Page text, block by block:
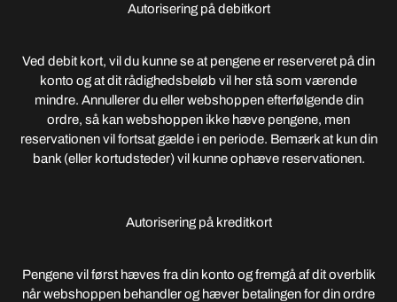
Autorisering på debitkort
Ved debit kort, vil du kunne se at pengene er reserveret på din
konto og at dit rådighedsbeløb vil her stå som værende
mindre. Annullerer du eller webshoppen efterfølgende din
ordre, så kan webshoppen ikke hæve pengene, men
reservationen vil fortsat gælde i en periode. Bemærk at kun din
bank (eller kortudsteder) vil kunne ophæve reservationen.
Autorisering på kreditkort
Pengene vil først hæves fra din konto og fremgå af dit overblik
når webshoppen behandler og hæver betalingen for din ordre